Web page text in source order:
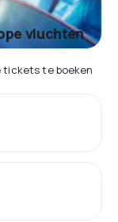
vluchten
tickets te boeken